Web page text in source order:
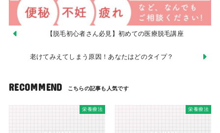
【脱毛初心者さん必見】初めての医療脱毛講座
老けてみえてしまう原因！あなたはどのタイプ？
RECOMMEND
栄養療法 栄養療法